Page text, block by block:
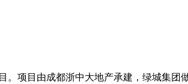
项目由成都浙中大地产承建，绿城集团